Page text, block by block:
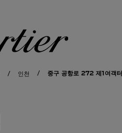
인천 중구 공항로 272 제1여객